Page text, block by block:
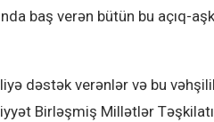
baş verən bütün bu açıq-
dəstək verənlər və bu
Birləşmiş Millətlər